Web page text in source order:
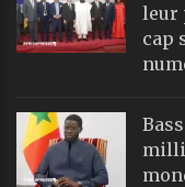
leur
cap